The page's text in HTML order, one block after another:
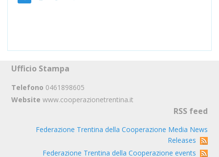
Ufficio Stampa
Telefono 0461898605
Website www.cooperazionetrentina.it
RSS feed
Federazione Trentina della Cooperazione Media News
Releases
Federazione Trentina della Cooperazione events